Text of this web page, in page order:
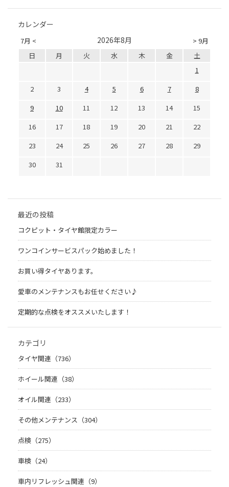
カレンダー
7月 < > 9月
2026年8月
日 月 火 水 木 金
土
1
2
3 4 5 6 7
8
9
10 11 12 13 14
15
16
17 18 19 20 21
22
23
24 25 26 27 28
29
30
31
最近の投稿
コクピット・タイヤ館限定カラー
ワンコインサービスパック始めました！
お買い得タイヤあります。
愛車のメンテナンスもお任せください♪
定期的な点検をオススメいたします！
カテゴリ
タイヤ関連（736）
ホイール関連（38）
オイル関連（233）
その他メンテナンス（304）
点検（275）
車検（24）
車内リフレッシュ関連（9）